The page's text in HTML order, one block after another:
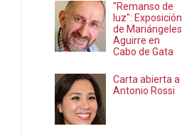
"Remanso de
luz": Exposición
de Mariángeles
Aguirre en
Cabo de Gata
Carta abierta a
Antonio Rossi